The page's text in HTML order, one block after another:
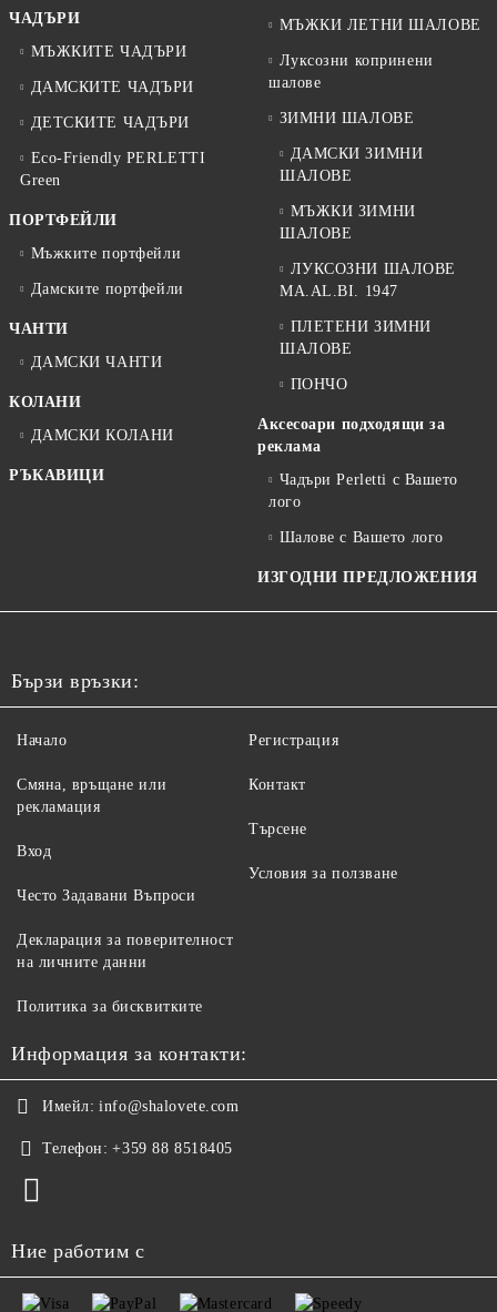
ЧАДЪРИ
МЪЖКИТЕ ЧАДЪРИ
ДАМСКИТЕ ЧАДЪРИ
ДЕТСКИТЕ ЧАДЪРИ
Eco-Friendly PERLETTI
Green
ПОРТФЕЙЛИ
Мъжките портфейли
Дамските портфейли
ЧАНТИ
ДАМСКИ ЧАНТИ
КОЛАНИ
ДАМСКИ КОЛАНИ
РЪКАВИЦИ
МЪЖКИ ЛЕТНИ ШАЛОВЕ
Луксозни копринени
шалове
ЗИМНИ ШАЛОВЕ
ДАМСКИ ЗИМНИ
ШАЛОВЕ
МЪЖКИ ЗИМНИ
ШАЛОВЕ
ЛУКСОЗНИ ШАЛОВЕ
MA.AL.BI. 1947
ПЛЕТЕНИ ЗИМНИ
ШАЛОВЕ
ПОНЧО
Аксесоари подходящи за
реклама
Чадъри Perletti с Вашето
лого
Шалове с Вашето лого
ИЗГОДНИ ПРЕДЛОЖЕНИЯ
Бързи връзки:
Начало
Смяна, връщане или
рекламация
Вход
Често Задавани Въпроси
Регистрация
Контакт
Търсене
Условия за ползване
Декларация за поверителност
на личните данни
Политика за бисквитките
Информация за контакти:
Имейл: info@shalovete.com
Телефон: +359 88 8518405
Ние работим с